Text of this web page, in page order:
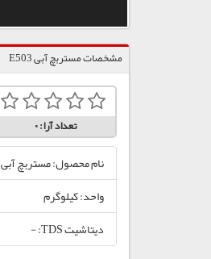
مشخصات مستربچ آبی E503
تعداد آرا:0
نام محصول: مستربچ آبی E503
واحد: کیلوگرم
دیتاشیت TDS: -